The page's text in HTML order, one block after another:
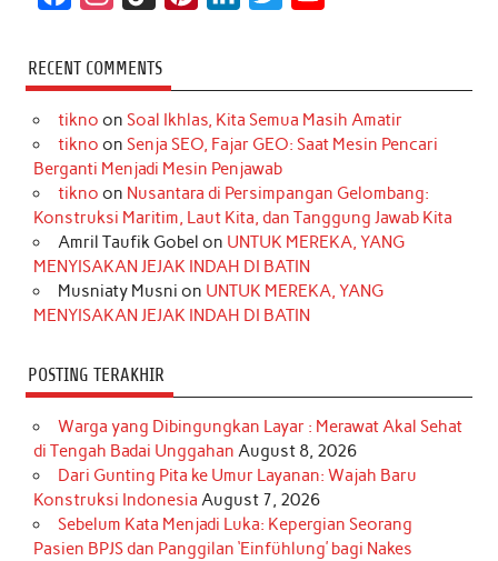
c
e
b
o
k
s
t
a
r
a
m
k
T
o
k
t
e
e
s
t
k
e
d
I
n
t
t
r
T
u
e
RECENT COMMENTS
tikno on Soal Ikhlas, Kita Semua Masih Amatir
tikno on Senja SEO, Fajar GEO: Saat Mesin Pencari
Berganti Menjadi Mesin Penjawab
tikno on Nusantara di Persimpangan Gelombang:
Konstruksi Maritim, Laut Kita, dan Tanggung Jawab Kita
Amril Taufik Gobel on UNTUK MEREKA, YANG
MENYISAKAN JEJAK INDAH DI BATIN
Musniaty Musni on UNTUK MEREKA, YANG
MENYISAKAN JEJAK INDAH DI BATIN
POSTING TERAKHIR
Warga yang Dibingungkan Layar : Merawat Akal Sehat
di Tengah Badai Unggahan August 8, 2026
Dari Gunting Pita ke Umur Layanan: Wajah Baru
Konstruksi Indonesia August 7, 2026
Sebelum Kata Menjadi Luka: Kepergian Seorang
Pasien BPJS dan Panggilan ‘Einfühlung’ bagi Nakes